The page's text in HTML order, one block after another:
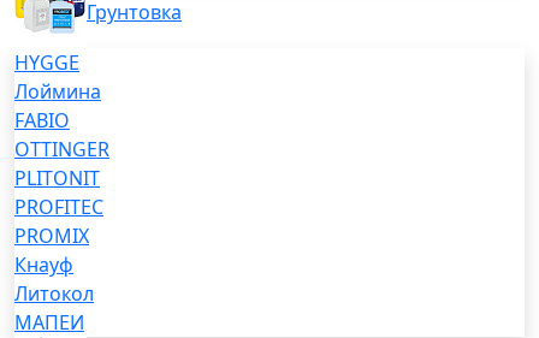
Грунтовка
HYGGE
Лоймина
FABIO
OTTINGER
PLITONIT
PROFITEC
PROMIX
Кнауф
Литокол
МАПЕИ